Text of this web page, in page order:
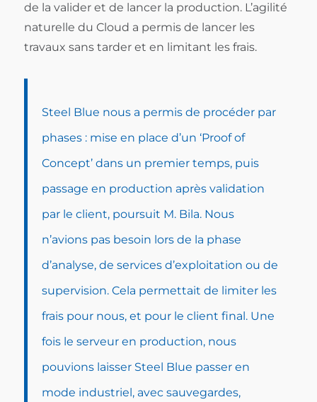
de la valider et de lancer la production. L’agilité
naturelle du Cloud a permis de lancer les
travaux sans tarder et en limitant les frais.
Steel Blue nous a permis de procéder par
phases : mise en place d’un ‘Proof of
Concept’ dans un premier temps, puis
passage en production après validation
par le client, poursuit M. Bila. Nous
n’avions pas besoin lors de la phase
d’analyse, de services d’exploitation ou de
supervision. Cela permettait de limiter les
frais pour nous, et pour le client final. Une
fois le serveur en production, nous
pouvions laisser Steel Blue passer en
mode industriel, avec sauvegardes,